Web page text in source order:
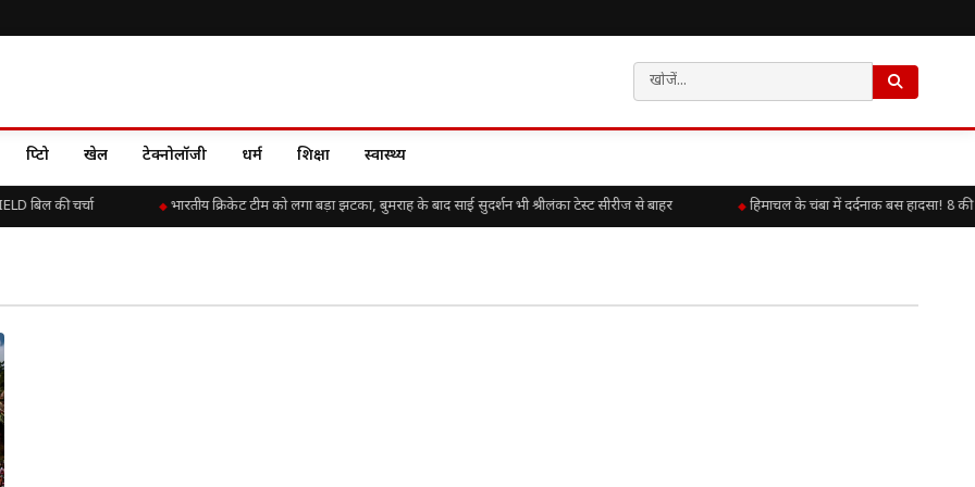
क्रिप्टो खेल टेक्नोलॉजी धर्म शिक्षा स्वास्थ्य
बिल की चर्चा भारतीय क्रिकेट टीम को लगा बड़ा झटका, बुमराह के बाद साई सुदर्शन भी श्रीलंका टेस्ट सीरीज से बाहर हिमाचल के चंबा में दर्दनाक बस हादसा! 8 की